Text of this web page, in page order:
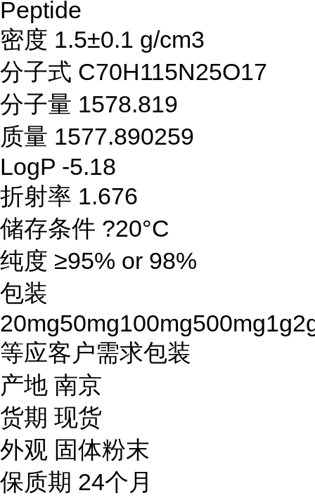
Peptide
密度 1.5±0.1 g/cm3
分子式 C70H115N25O17
分子量 1578.819
质量 1577.890259
LogP -5.18
折射率 1.676
储存条件 ?20°C
纯度 ≥95% or 98%
包装
等应客户需求包装
产地 南京
货期 现货
外观 固体粉末
保质期 24个月